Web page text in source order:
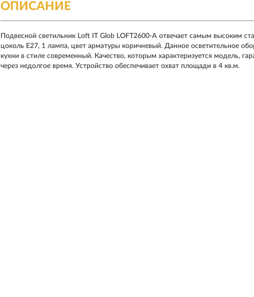
ОПИСАНИЕ
Подвесной светильник Loft IT Glob LOFT2600-A отвечает самым высоким
цоколь E27, 1 лампа, цвет арматуры коричневый. Данное осветительное
кухни в стиле современный. Качество, которым характеризуется модель,
через недолгое время. Устройство обеспечивает охват площади в 4 кв.м.